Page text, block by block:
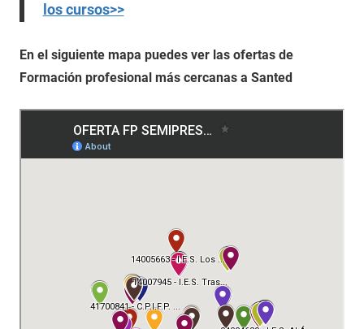
los cursos>>
En el siguiente mapa puedes ver las ofertas de
Formación profesional más cercanas a Santed